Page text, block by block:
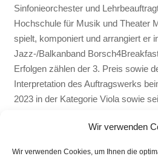
Wir verwenden
Wir verwenden Cookies, um Ihnen die
Sinfonieorchester und
Hochschule für Musik und Theater
spielt, komponiert und arrangiert er
Jazz-/Balkanband
Erfolgen zählen der 3. Preis sowie
Interpretation des Auftragswerks
2023 in der Kategorie Viola sowie
Iphigenie Worbesgastierte an